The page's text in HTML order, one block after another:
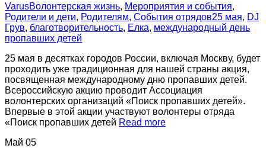
VarusВолонтерская жизнь, Мероприятия и события,
Родители и дети, Родителям, События отрядов25 мая, DJ
Грув, благотворительность, Елка, международный день
пропавших детей
25 мая в десятках городов России, включая Москву, будет
проходить уже традиционная для нашей страны акция,
посвященная международному дню пропавших детей.
Всероссийскую акцию проводит Ассоциация
волонтерских организаций «Поиск пропавших детей».
Впервые в этой акции участвуют волонтеры отряда
«Поиск пропавших детей Read more
Май 05